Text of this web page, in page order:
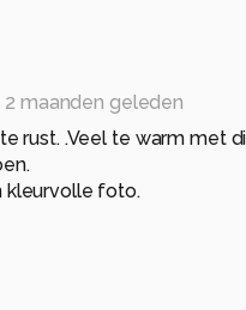
2 maanden geleden
rust. .Veel te warm met
kleurvolle foto.